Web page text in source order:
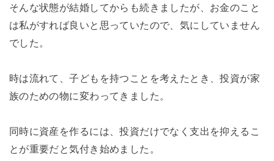
そんな状態が結婚してからも続きましたが、お金のこと
は私がすれば良いと思っていたので、気にしていません
でした。
時は流れて、子どもを持つことを考えたとき、投資が家
族のための物に変わってきました。
同時に資産を作るには、投資だけでなく支出を抑えるこ
とが重要だと気付き始めました。